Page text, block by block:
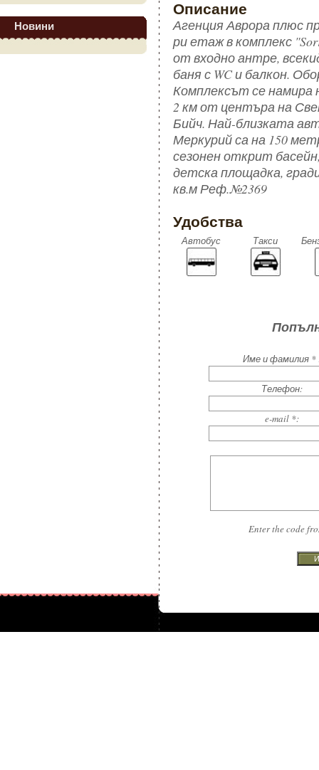
Новини
Описание
Агенция Аврора плюс
ри етаж в комплекс
от входно антре,
баня с WC и балкон.
Комплексът се
2 км от центъра на
Бийч. Най-близката
Меркурий са на 150
сезонен открит
детска площадка,
кв.м Реф.№2369
Удобства
Автобус Такси
Име и фамилия *
Телефон:
e-mail *:
Enter the code